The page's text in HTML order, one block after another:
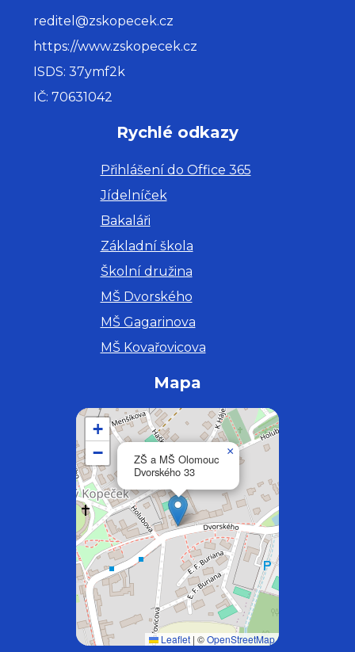
reditel@zskopecek.cz
https://www.zskopecek.cz
ISDS: 37ymf2k
IČ: 70631042
Rychlé odkazy
Přihlášení do Office 365
Jídelníček
Bakaláři
Základní škola
Školní družina
MŠ Dvorského
MŠ Gagarinova
MŠ Kovařovicova
Mapa
ZŠ a MŠ Olomouc
Dvorského 33
×
+
−
Leaflet | ©OpenStreetMap